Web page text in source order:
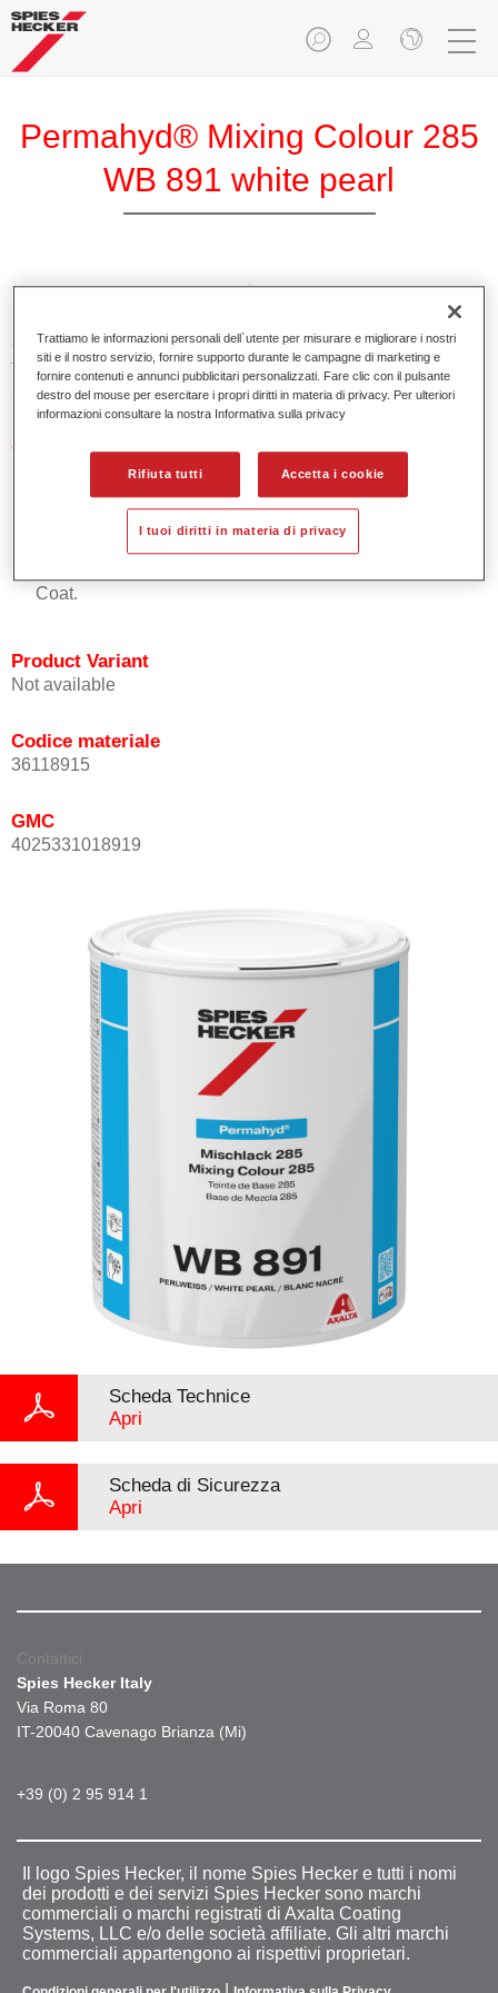
Permahyd® Mixing Colour 285
WB 891 white pearl
Permahyd Mixing Colour 285 è adatto per un uso con
Permahyd Pearl Base Coat 285, un sistema di base opaca
all’acqua di alta qualità. È basata su una speciale
tecnologia di dispersione poliuretanica per vernici pastello e
ad effetto.
Caratteristiche del prodotto
Applicazione semplice e veloce in 1,5 mani.
Buona verticalità.
Coat.
Product Variant
Not available
Codice materiale
36118915
GMC
4025331018919
Scheda Technice
Apri
Scheda di Sicurezza
Apri
Contattici
Spies Hecker Italy
Via Roma 80
IT-20040 Cavenago Brianza (Mi)
+39 (0) 2 95 914 1
Il logo Spies Hecker, il nome Spies Hecker e tutti i nomi
dei prodotti e dei servizi Spies Hecker sono marchi
commerciali o marchi registrati di Axalta Coating
Systems, LLC e/o delle società affiliate. Gli altri marchi
commerciali appartengono ai rispettivi proprietari.
Trattiamo le informazioni personali dell`utente per misurare e migliorare i nostri
siti e il nostro servizio, fornire supporto durante le campagne di marketing e
fornire contenuti e annunci pubblicitari personalizzati. Fare clic con il pulsante
destro del mouse per esercitare i propri diritti in materia di privacy. Per ulteriori
informazioni consultare la nostra Informativa sulla privacy
Rifiuta tutti Accetta i cookie
I tuoi diritti in materia di privacy